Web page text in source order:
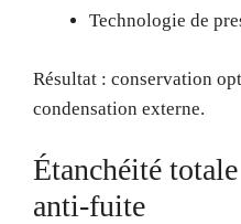
Technologie de
Résultat : conservation
condensation externe.
Étanchéité
anti-fuite